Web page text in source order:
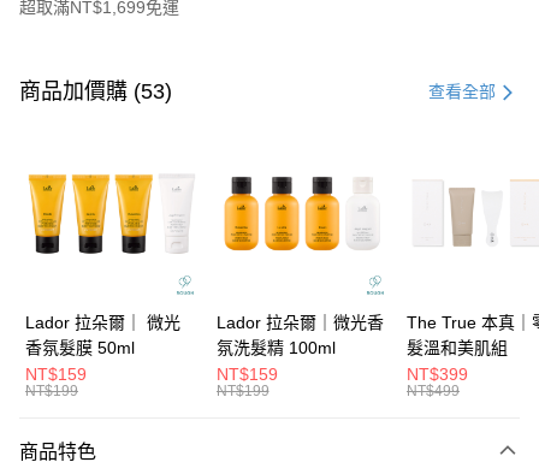
超取滿NT$1,699免運
信用卡一次付款
3 期 0 利率 每期NT$1,016
合作金庫商業銀行
第一商業銀行
華南商業銀行
彰化商業銀行
兆豐國際商業銀行
臺灣中小企業銀行
台中商業銀行
匯豐（台灣）商業銀行
華泰商業銀行
聯邦商業銀行
元大商業銀行
台灣樂天信用卡公司
6 期 0 利率 每期 NT$508 21家銀行
合作金庫商業銀行
第一商業銀行
台北富邦商業銀行
國泰世華商業銀行
兆豐國際商業銀行
臺灣中小企業銀行
台中商業銀行
匯豐（台灣）商業銀行
聯邦商業銀行
玉山商業銀行
超商取貨付款
Apple Pay
街口支付
商品加價購 (53) 查看全部
Lador 拉朵爾｜ 微光
香氛髮膜 50ml
NT$159
NT$199
Lador 拉朵爾｜微光香
氛洗髮精 100ml
NT$159
NT$199
The True 本真｜
髮溫和美肌組
NT$399
NT$499
商品特色